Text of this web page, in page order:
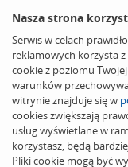
Nasza strona
Serwis w celach
reklamowych korzysta
cookie z poziomu
warunków
witrynie znajduje się w
cookies zwiększają
usług wyświetlane w
korzystasz, będą
Pliki cookie mogą być